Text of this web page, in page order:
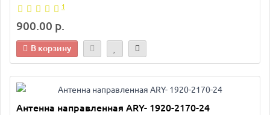
1
900.00 р.
В корзину
Антенна направленная ARY- 1920-2170-24